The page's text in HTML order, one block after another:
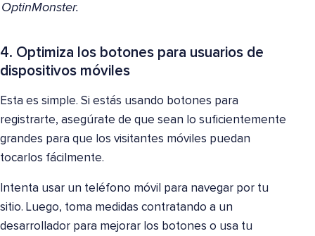
OptinMonster.
4. Optimiza los botones para usuarios de
dispositivos móviles
Esta es simple. Si estás usando botones para
registrarte, asegúrate de que sean lo suficientemente
grandes para que los visitantes móviles puedan
tocarlos fácilmente.
Intenta usar un teléfono móvil para navegar por tu
sitio. Luego, toma medidas contratando a un
desarrollador para mejorar los botones o usa tu